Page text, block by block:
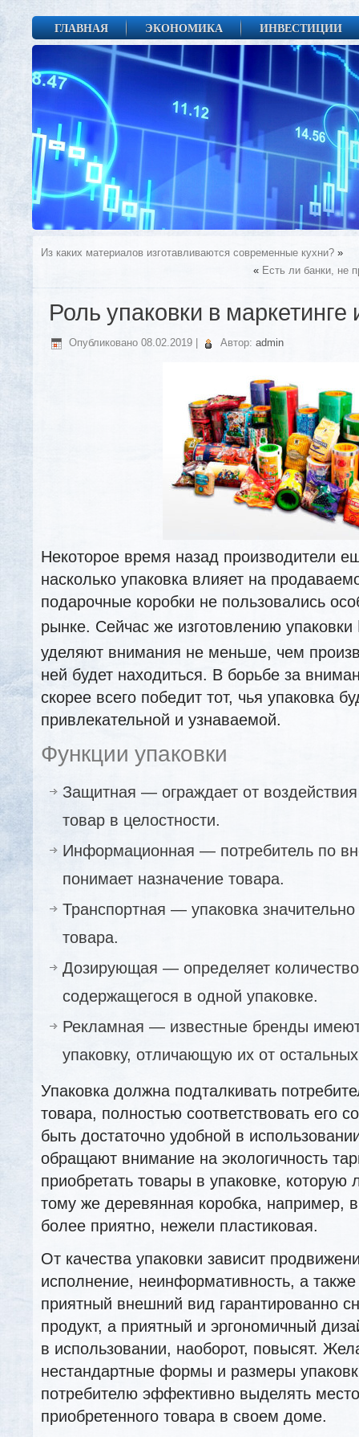
ГЛАВНАЯ ЭКОНОМИКА ИНВЕСТИЦИИ
Из каких материалов изготавливаются современные кухни? »
« Есть ли банки, не
Роль упаковки в маркетинге
Опубликовано 08.02.2019 Автор: admin
Некоторое время назад производители
насколько упаковка влияет на
подарочные коробки не пользовались
рынке. Сейчас же изготовлению упаковки
уделяют внимания не меньше, чем
ней будет находиться. В борьбе за
скорее всего победит тот, чья упаковка
привлекательной и узнаваемой.
Функции упаковки
Защитная — ограждает от
товар в целостности.
Информационная — потребитель по
понимает назначение товара.
Транспортная — упаковка значительно
товара.
Дозирующая — определяет
содержащегося в одной упаковке.
Рекламная — известные бренды
упаковку, отличающую их от
Упаковка должна подталкивать
товара, полностью соответствовать его
быть достаточно удобной в
обращают внимание на экологичность
приобретать товары в упаковке, которую
тому же деревянная коробка, например,
более приятно, нежели пластиковая.
От качества упаковки зависит
исполнение, неинформативность, а
приятный внешний вид гарантированно
продукт, а приятный и эргономичный
в использовании, наоборот, повысят.
нестандартные формы и размеры
потребителю эффективно выделять
приобретенного товара в своем доме.